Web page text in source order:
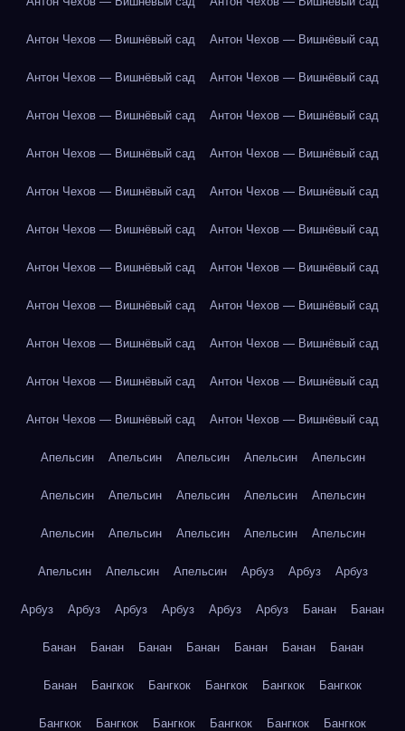
Антон Чехов — Вишнёвый сад Антон Чехов — Вишнёвый сад
Антон Чехов — Вишнёвый сад Антон Чехов — Вишнёвый сад
Антон Чехов — Вишнёвый сад Антон Чехов — Вишнёвый сад
Антон Чехов — Вишнёвый сад Антон Чехов — Вишнёвый сад
Антон Чехов — Вишнёвый сад Антон Чехов — Вишнёвый сад
Антон Чехов — Вишнёвый сад Антон Чехов — Вишнёвый сад
Антон Чехов — Вишнёвый сад Антон Чехов — Вишнёвый сад
Антон Чехов — Вишнёвый сад Антон Чехов — Вишнёвый сад
Антон Чехов — Вишнёвый сад Антон Чехов — Вишнёвый сад
Антон Чехов — Вишнёвый сад Антон Чехов — Вишнёвый сад
Антон Чехов — Вишнёвый сад Антон Чехов — Вишнёвый сад
Апельсин Апельсин Апельсин Апельсин Апельсин
Апельсин Апельсин Апельсин Апельсин Апельсин
Апельсин Апельсин Апельсин Апельсин Апельсин
Апельсин Апельсин Апельсин Арбуз Арбуз Арбуз
Арбуз Арбуз Арбуз Арбуз Арбуз Арбуз Банан Банан
Банан Банан Банан Банан Банан Банан Банан
Банан Бангкок Бангкок Бангкок Бангкок Бангкок
Бангкок Бангкок Бангкок Бангкок Бангкок Бангкок